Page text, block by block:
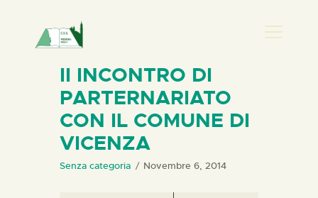
HOME
CHI SIAMO
NEWS
PERCORSI
II INCONTRO DI
PARTERNARIATO
CON IL COMUNE DI
VICENZA
Senza categoria Novembre 6, 2014